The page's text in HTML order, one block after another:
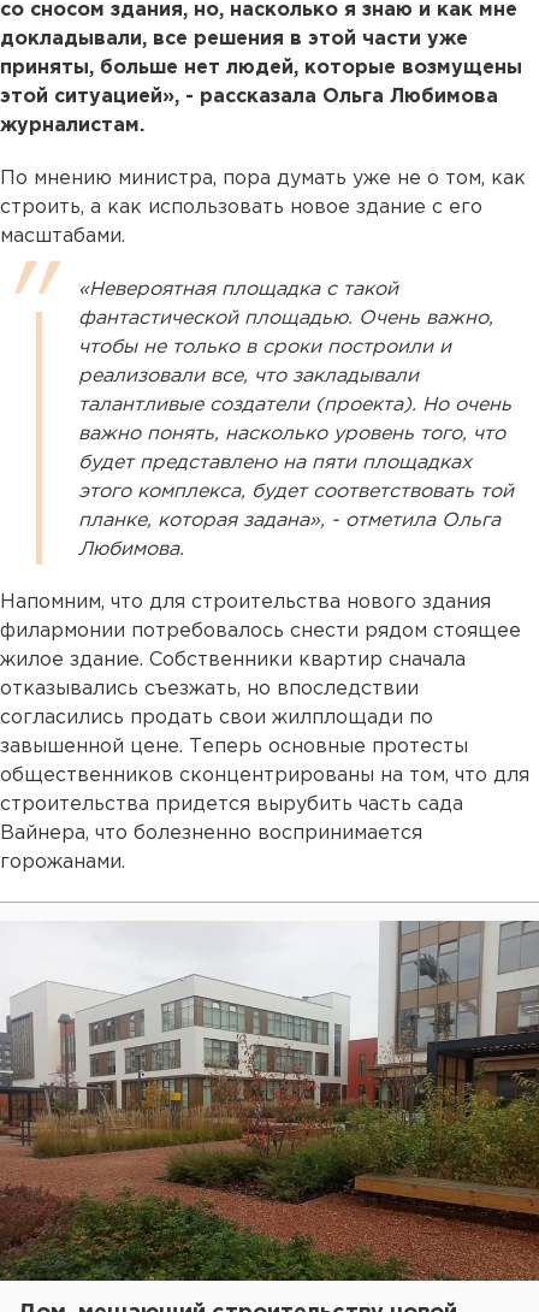
со сносом здания, но, насколько я знаю и как мне
докладывали, все решения в этой части уже
приняты, больше нет людей, которые возмущены
этой ситуацией», - рассказала Ольга Любимова
журналистам.
По мнению министра, пора думать уже не о том, как
строить, а как использовать новое здание с его
масштабами.
«Невероятная площадка с такой
фантастической площадью. Очень важно,
чтобы не только в сроки построили и
реализовали все, что закладывали
талантливые создатели (проекта). Но очень
важно понять, насколько уровень того, что
будет представлено на пяти площадках
этого комплекса, будет соответствовать той
планке, которая задана», - отметила Ольга
Любимова.
Напомним, что для строительства нового здания
филармонии потребовалось снести рядом стоящее
жилое здание. Собственники квартир сначала
отказывались съезжать, но впоследствии
согласились продать свои жилплощади по
завышенной цене. Теперь основные протесты
общественников сконцентрированы на том, что для
строительства придется вырубить часть сада
Вайнера, что болезненно воспринимается
горожанами.